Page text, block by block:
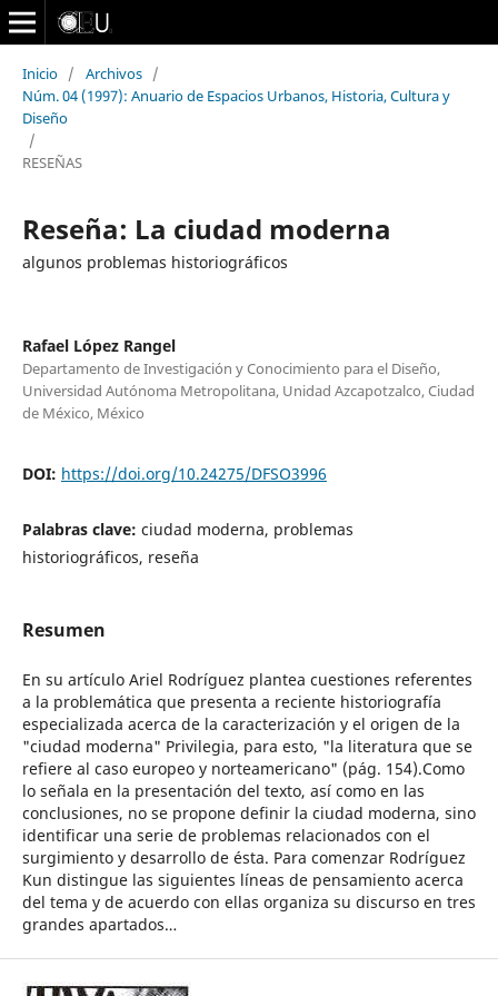
Inicio / Archivos /
Núm. 04 (1997): Anuario de Espacios Urbanos, Historia, Cultura y
Diseño
/
RESEÑAS
Reseña: La ciudad moderna
algunos problemas historiográficos
Rafael López Rangel
Departamento de Investigación y Conocimiento para el Diseño,
Universidad Autónoma Metropolitana, Unidad Azcapotzalco, Ciudad
de México, México
DOI: https://doi.org/10.24275/DFSO3996
Palabras clave: ciudad moderna, problemas
historiográficos, reseña
Resumen
En su artículo Ariel Rodríguez plantea cuestiones referentes
a la problemática que presenta a reciente historiografía
especializada acerca de la caracterización y el origen de la
"ciudad moderna" Privilegia, para esto, "la literatura que se
refiere al caso europeo y norteamericano" (pág. 154).Como
lo señala en la presentación del texto, así como en las
conclusiones, no se propone definir la ciudad moderna, sino
identificar una serie de problemas relacionados con el
surgimiento y desarrollo de ésta. Para comenzar Rodríguez
Kun distingue las siguientes líneas de pensamiento acerca
del tema y de acuerdo con ellas organiza su discurso en tres
grandes apartados…